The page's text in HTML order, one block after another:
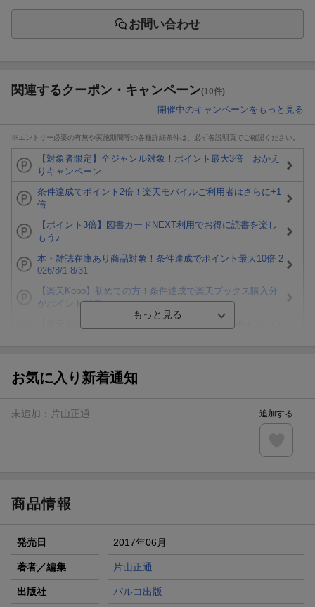
お問い合わせ
関連するクーポン・キャンペーン(10件)
開催中のキャンペーンをもっと見る
※エントリー必要の有無や実施期間等の各種詳細条件は、必ず各説明頁でご確認ください。
【対象者限定】全ジャンル対象！ポイント最大3倍 おかえ
りキャンペーン
条件達成でポイント2倍！楽天モバイルご利用者はさらに+1
倍
【ポイント3倍】図書カードNEXT利用でお得に読書を楽し
もう♪
本・雑誌在庫あり商品対象！条件達成でポイント最大10倍 2
026/8/1-8/31
【楽天Kobo】初めての方！条件達成で楽天ブックス購入分
がポイント20倍
ト山分け
エントリー＆3,000円以上購入で無料データSIM（3GB/月プ
楽天モバイル紹介キャンペーンの拡散で300円OFFクーポン
お気に入り新着通知
未追加： 片山正通 追加する
商品情報
発売日 2017年06月
著者／編集 片山正通
出版社 パルコ出版